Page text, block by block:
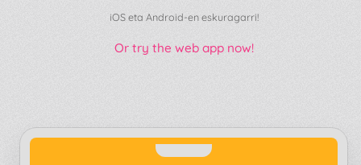
iOS eta Android-en eskuragarri!
Or try the web app now!